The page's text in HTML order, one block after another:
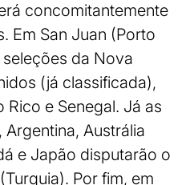
concomitantemente
Em San Juan (Porto
da Nova
(já classificada),
Rico e Senegal. Já as
Austrália
e Japão disputarão o
Por fim, em